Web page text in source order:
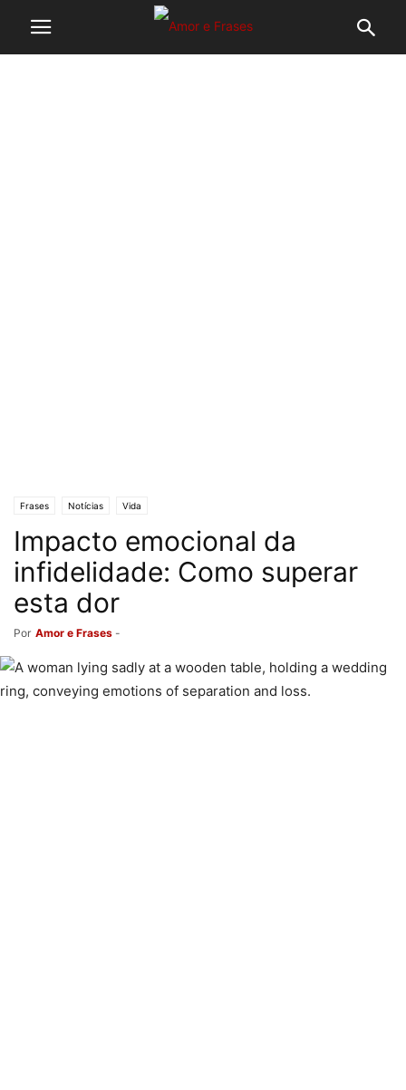
Frases Notícias Vida
Impacto emocional da
infidelidade: Como superar
esta dor
Por Amor e Frases -